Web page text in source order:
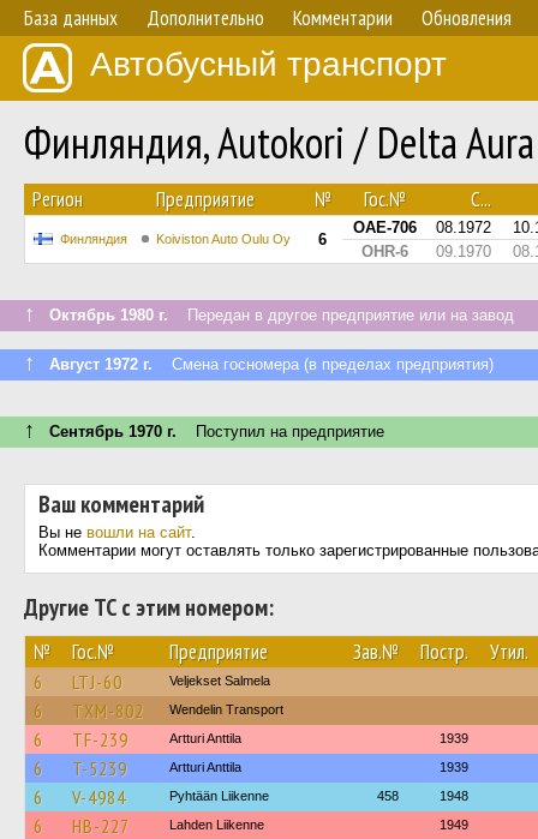
База данных Дополнительно Комментарии Обновления
Автобусный транспорт
Финляндия, Autokori / Delta
Регион Предприятие № Гос.№ С...
Финляндия Koiviston Auto Oulu Oy 6
OAE-706 08.1972
OHR-6
09.1970
↑ Октябрь 1980 г. Передан в другое предприятие или на завод
↑ Август 1972 г. Смена госномера (в пределах предприятия)
↑ Сентябрь 1970 г. Поступил на предприятие
Ваш комментарий
Вы не вошли на сайт.
Комментарии могут оставлять только зарегистрированные
Другие ТС с этим номером:
№ Гос.№ Предприятие Зав.№ Постр. Утил.
6 LTJ-60 Veljekset Salmela
6 TXM-802 Wendelin Transport
6 TF-239 Artturi Anttila 1939
6 T-5239 Artturi Anttila 1939
6 V-4984 Pyhtään Liikenne 458 1948
6 HB-227 Lahden Liikenne 1949